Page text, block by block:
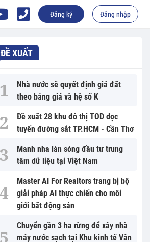
Đăng ký Đăng nhập
ĐỀ XUẤT
Nhà nước sẽ quyết định giá đất
theo bảng giá và hệ số K
Đề xuất 28 khu đô thị TOD dọc
tuyến đường sắt TP.HCM - Cần Thơ
Manh nha làn sóng đầu tư trung
tâm dữ liệu tại Việt Nam
Master AI For Realtors trang bị bộ
giải pháp AI thực chiến cho môi
giới bất động sản
Chuyển gần 3 ha rừng để xây nhà
máy nước sạch tại Khu kinh tế Vân